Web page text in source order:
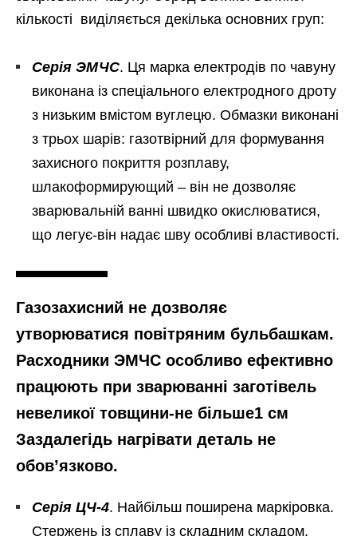
кількості виділяється декілька основних груп:
Серія ЭМЧС. Ця марка електродів по чавуну
виконана із спеціального електродного дроту
з низьким вмістом вуглецю. Обмазки виконані
з трьох шарів: газотвірний для формування
захисного покриття розплаву,
шлакоформирующий – він не дозволяє
зварювальній ванні швидко окислюватися,
що легує-він надає шву особливі властивості.
Газозахисний не дозволяє
утворюватися повітряним бульбашкам.
Расходники ЭМЧС особливо ефективно
працюють при зварюванні заготівель
невеликої товщини-не більше1 см
Заздалегідь нагрівати деталь не
обов’язково.
Серія ЦЧ-4. Найбільш поширена маркіровка.
Стержень із сплаву із складним складом,